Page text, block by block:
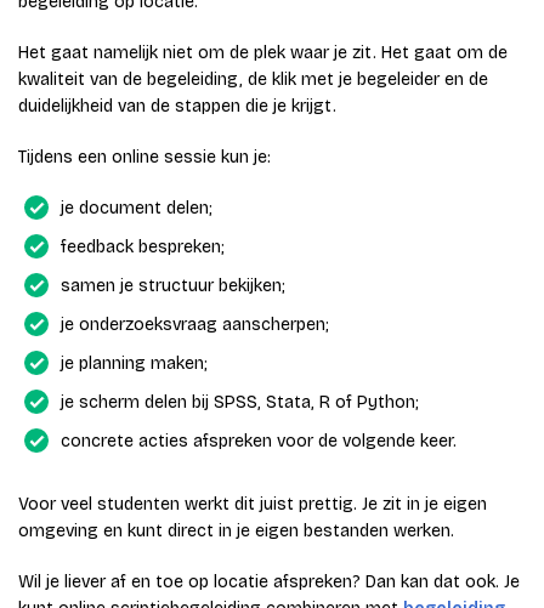
Het gaat namelijk niet om de plek waar je zit. Het gaat om de
kwaliteit van de begeleiding, de klik met je begeleider en de
duidelijkheid van de stappen die je krijgt.
Tijdens een online sessie kun je:
je document delen;
feedback bespreken;
samen je structuur bekijken;
je onderzoeksvraag aanscherpen;
je planning maken;
je scherm delen bij SPSS, Stata, R of Python;
concrete acties afspreken voor de volgende keer.
Voor veel studenten werkt dit juist prettig. Je zit in je eigen
omgeving en kunt direct in je eigen bestanden werken.
Wil je liever af en toe op locatie afspreken? Dan kan dat ook. Je